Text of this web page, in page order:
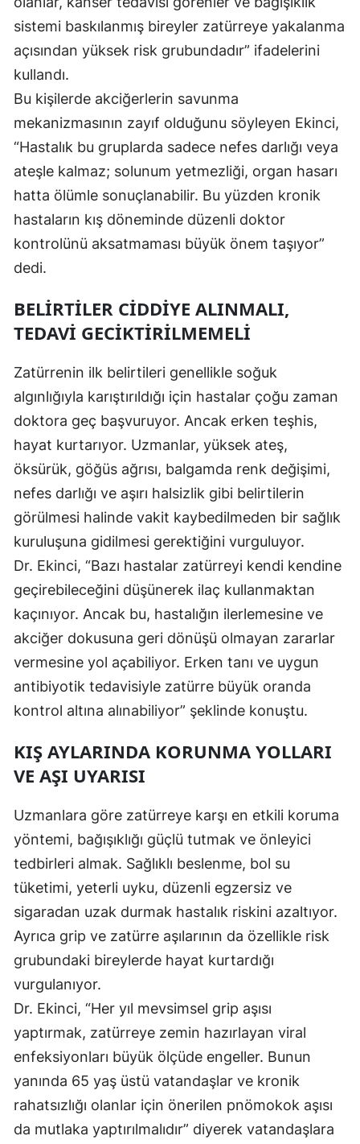
Yozgat
Bayburt
Karaman
Kırıkkale
Batman
Ardahan
Yalova
Karabük
Osmaniye
Düzce
sistemi baskılanmış bireyler zatürreye yakalanma
açısından yüksek risk grubundadır” ifadelerini
kullandı.
Bu kişilerde akciğerlerin savunma
mekanizmasının zayıf olduğunu söyleyen Ekinci,
“Hastalık bu gruplarda sadece nefes darlığı veya
ateşle kalmaz; solunum yetmezliği, organ hasarı
hatta ölümle sonuçlanabilir. Bu yüzden kronik
hastaların kış döneminde düzenli doktor
kontrolünü aksatmaması büyük önem taşıyor”
dedi.
BELIRTILER CIDDIYE ALINMALI,
TEDAVI GECIKTIRILMEMELI
Zatürrenin ilk belirtileri genellikle soğuk
algınlığıyla karıştırıldığı için hastalar çoğu zaman
doktora geç başvuruyor. Ancak erken teşhis,
hayat kurtarıyor. Uzmanlar, yüksek ateş,
öksürük, göğüs ağrısı, balgamda renk değişimi,
nefes darlığı ve aşırı halsizlik gibi belirtilerin
görülmesi halinde vakit kaybedilmeden bir sağlık
kuruluşuna gidilmesi gerektiğini vurguluyor.
Dr. Ekinci, “Bazı hastalar zatürreyi kendi kendine
geçirebileceğini düşünerek ilaç kullanmaktan
kaçınıyor. Ancak bu, hastalığın ilerlemesine ve
akciğer dokusuna geri dönüşü olmayan zararlar
vermesine yol açabiliyor. Erken tanı ve uygun
antibiyotik tedavisiyle zatürre büyük oranda
kontrol altına alınabiliyor” şeklinde konuştu.
KIŞ AYLARINDA KORUNMA YOLLARI
VE AŞI UYARISI
Uzmanlara göre zatürreye karşı en etkili koruma
yöntemi, bağışıklığı güçlü tutmak ve önleyici
tedbirleri almak. Sağlıklı beslenme, bol su
tüketimi, yeterli uyku, düzenli egzersiz ve
sigaradan uzak durmak hastalık riskini azaltıyor.
Ayrıca grip ve zatürre aşılarının da özellikle risk
grubundaki bireylerde hayat kurtardığı
vurgulanıyor.
Dr. Ekinci, “Her yıl mevsimsel grip aşısı
yaptırmak, zatürreye zemin hazırlayan viral
enfeksiyonları büyük ölçüde engeller. Bunun
yanında 65 yaş üstü vatandaşlar ve kronik
rahatsızlığı olanlar için önerilen pnömokok aşısı
da mutlaka yaptırılmalıdır” diyerek vatandaşlara